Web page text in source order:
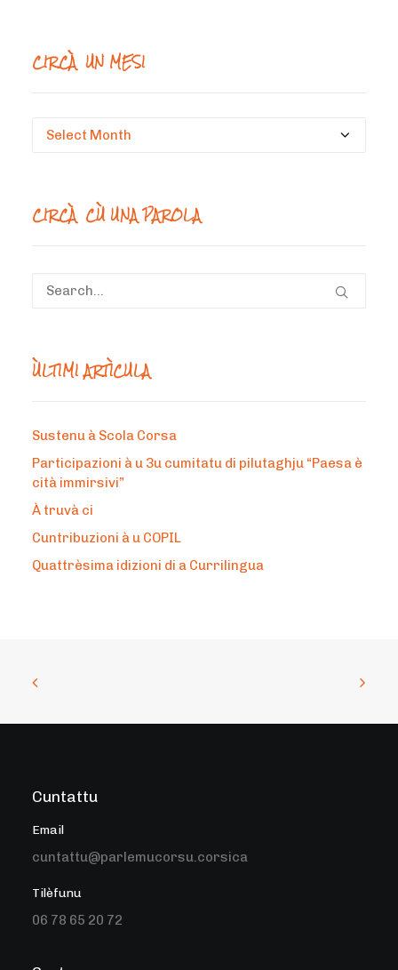
CIRCÀ UN MESI
Circà
CIRCÀ CÙ UNA PAROLA
ÙLTIMI ARTÌCULA
Sustenu à Scola Corsa
Participazioni à u 3u cumitatu di pilutaghju “Paesa è
cità immirsivi”
À truvà ci
Cuntribuzioni à u COPIL
Quattrèsima idizioni di a Currilingua
Cuntattu
Email
cuntattu@parlemucorsu.corsica
Tilèfunu
06 78 65 20 72